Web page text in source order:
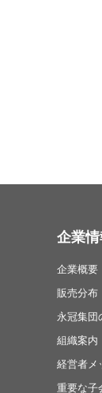
企業
企業概要
販売分布
永冠集団
組織案内
経営者メ
重要な子